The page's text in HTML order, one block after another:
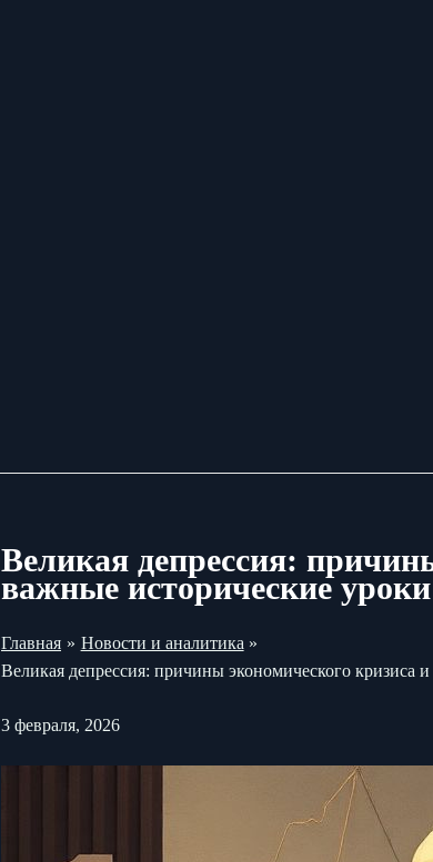
Великая депрессия:
важные исторические уроки
Главная
Новости и аналитика
Великая депрессия: причины экономического кризиса
3 февраля, 2026